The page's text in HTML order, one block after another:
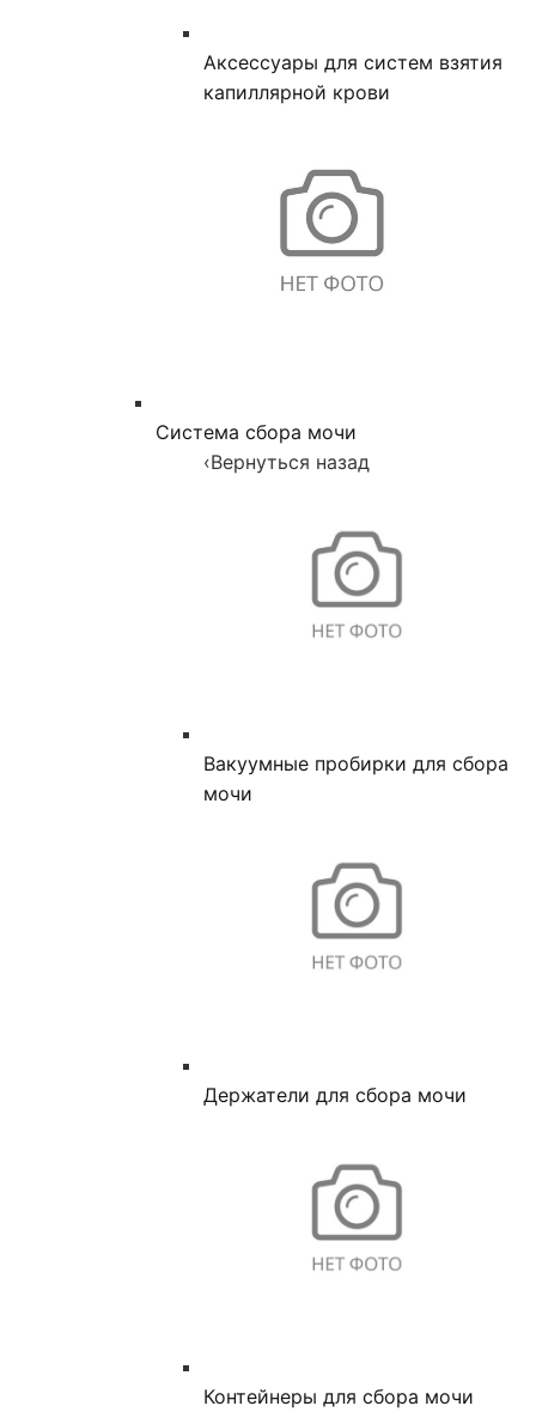
Аксессуары для систем взятия
капиллярной крови
Система сбора мочи
‹Вернуться назад
Вакуумные пробирки для сбора
мочи
Держатели для сбора мочи
Контейнеры для сбора мочи